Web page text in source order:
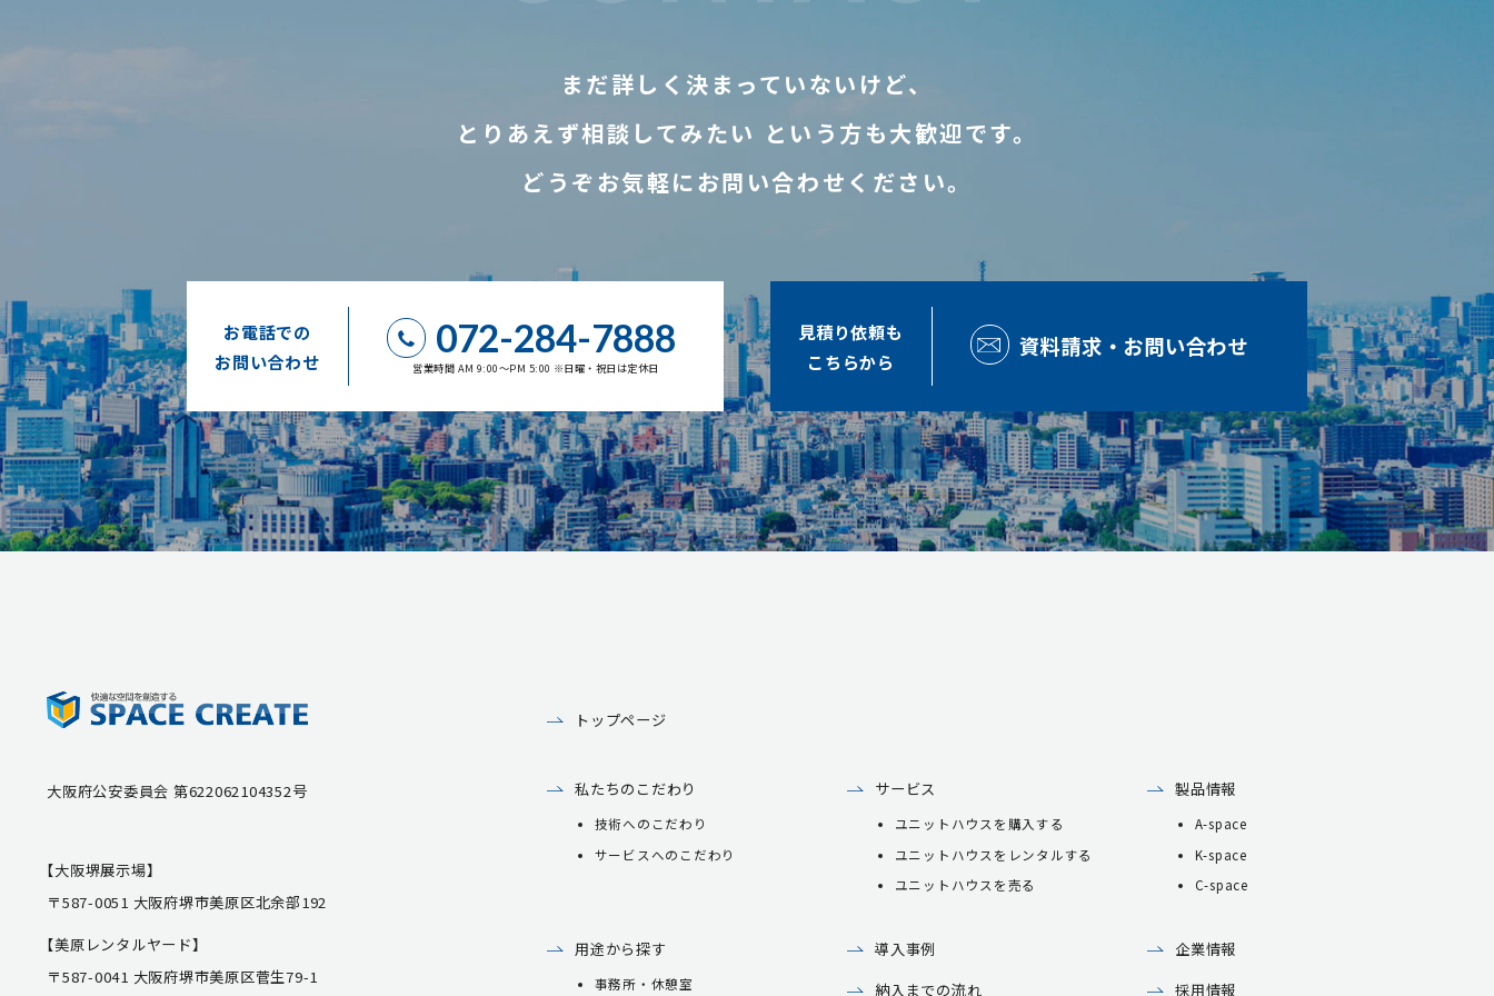
まだ詳しく決まっていないけど、
とりあえず相談してみたい という方も大歓迎です。
どうぞお気軽にお問い合わせください。
お電話での
お問い合わせ
072-284-7888
営業時間 AM 9:00～PM 5:00 ※日曜・祝日は定休日
見積り依頼も
こちらから
資料請求・お問い合わせ
大阪府公安委員会 第622062104352号
【大阪堺展示場】
〒587-0051 大阪府堺市美原区北余部192
【美原レンタルヤード】
〒587-0041 大阪府堺市美原区菅生79-1
トップページ
私たちのこだわり
技術へのこだわり
サービスへのこだわり
サービス
ユニットハウスを購入する
ユニットハウスをレンタルする
ユニットハウスを売る
製品情報
A-space
K-space
C-space
用途から探す
事務所・休憩室
導入事例
納入までの流れ
企業情報
採用情報